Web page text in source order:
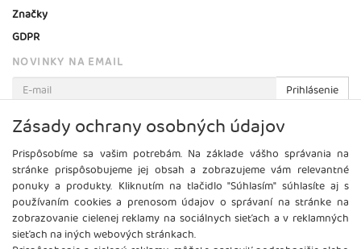
Značky
GDPR
NOVINKY NA EMAIL
Prihlásenie
Viac informácií o tejto službe
Zásady ochrany osobných údajov
Prispôsobíme sa vašim potrebám. Na základe vášho správania na
stránke prispôsobujeme jej obsah a zobrazujeme vám relevantné
ponuky a produkty. Kliknutím na tlačidlo "Súhlasím" súhlasíte aj s
používaním cookies a prenosom údajov o správaní na stránke na
zobrazovanie cielenej reklamy na sociálnych sieťach a v reklamných
sieťach na iných webových stránkach.